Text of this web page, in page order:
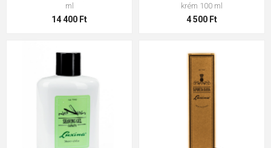
ml
14 400 Ft
krém 100 ml
4 500 Ft